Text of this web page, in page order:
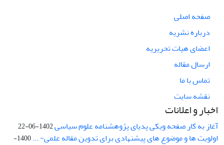
صفحه اصلی
درباره نشریه
اعضای هیات تحریریه
ارسال مقاله
تماس با ما
نقشه سایت
اخبار و اعلانات
آغاز به کار صفحه ویکی پدیای پژوهشنامه علوم سیاسی1402-06-22
اولویت ها و موضوع های پیشنهادی برای تدوین مقاله علمی- ...
1400-